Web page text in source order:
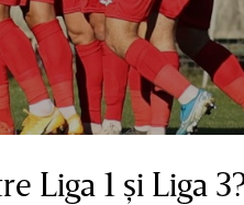
Liga 1 şi Liga